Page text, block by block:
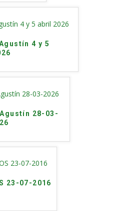
4 y 5
28-03-
23-07-2016